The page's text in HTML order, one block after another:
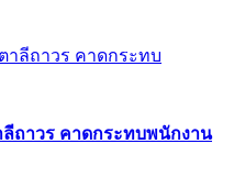
ถาวร คาดกระทบพนักงาน